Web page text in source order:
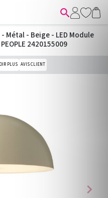

chevron_right
- Métal - Beige - LED Module
2420155009
PLUS AVIS CLIENT